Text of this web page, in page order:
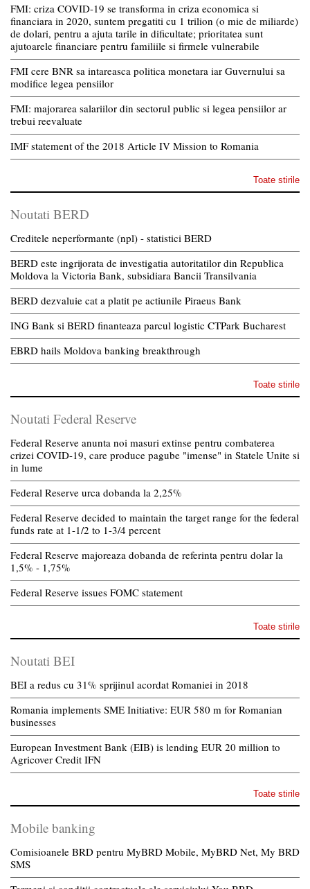
FMI: criza COVID-19 se transforma in criza economica si
financiara in 2020, suntem pregatiti cu 1 trilion (o mie de miliarde)
de dolari, pentru a ajuta tarile in dificultate; prioritatea sunt
ajutoarele financiare pentru familiile si firmele vulnerabile
FMI cere BNR sa intareasca politica monetara iar Guvernului sa
modifice legea pensiilor
FMI: majorarea salariilor din sectorul public si legea pensiilor ar
trebui reevaluate
IMF statement of the 2018 Article IV Mission to Romania
Toate stirile
Noutati BERD
Creditele neperformante (npl) - statistici BERD
BERD este ingrijorata de investigatia autoritatilor din Republica
Moldova la Victoria Bank, subsidiara Bancii Transilvania
BERD dezvaluie cat a platit pe actiunile Piraeus Bank
ING Bank si BERD finanteaza parcul logistic CTPark Bucharest
EBRD hails Moldova banking breakthrough
Toate stirile
Noutati Federal Reserve
Federal Reserve anunta noi masuri extinse pentru combaterea
crizei COVID-19, care produce pagube "imense" in Statele Unite si
in lume
Federal Reserve urca dobanda la 2,25%
Federal Reserve decided to maintain the target range for the federal
funds rate at 1-1/2 to 1-3/4 percent
Federal Reserve majoreaza dobanda de referinta pentru dolar la
1,5% - 1,75%
Federal Reserve issues FOMC statement
Toate stirile
Noutati BEI
BEI a redus cu 31% sprijinul acordat Romaniei in 2018
Romania implements SME Initiative: EUR 580 m for Romanian
businesses
European Investment Bank (EIB) is lending EUR 20 million to
Agricover Credit IFN
Toate stirile
Mobile banking
Comisioanele BRD pentru MyBRD Mobile, MyBRD Net, My BRD
SMS